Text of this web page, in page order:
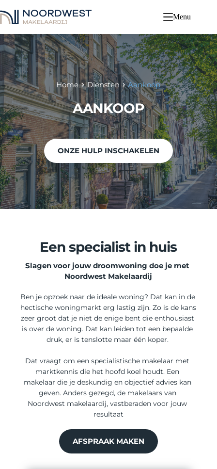
naar
Menu
Home Diensten Aankoop
AANKOOP
ONZE HULP INSCHAKELEN
Een specialist in huis
Slagen voor jouw droomwoning doe je met
Noordwest Makelaardij
Ben je opzoek naar de ideale woning? Dat kan in de
hectische woningmarkt erg lastig zijn. Zo is de kans
zeer groot dat je niet de enige bent die enthousiast
is over de woning. Dat kan leiden tot een bepaalde
druk, er is tenslotte maar één koper.
Dat vraagt om een specialistische makelaar met
marktkennis die het hoofd koel houdt. Een
makelaar die je deskundig en objectief advies kan
geven. Anders gezegd, de makelaars van
Noordwest makelaardij, vastberaden voor jouw
resultaat
AFSPRAAK MAKEN